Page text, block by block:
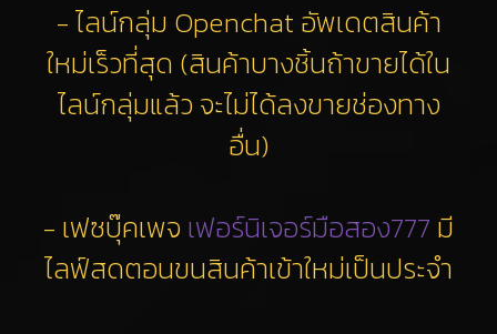
- ไลน์กลุ่ม Openchat อัพเดตสินค้า
ใหม่เร็วที่สุด (สินค้าบางชิ้นถ้าขายได้ใน
ไลน์กลุ่มแล้ว จะไม่ได้ลงขายช่องทาง
อื่น)
- เฟซบุ๊คเพจ เฟอร์นิเจอร์มือสอง777 มี
ไลฟ์สดตอนขนสินค้าเข้าใหม่เป็นประจำ